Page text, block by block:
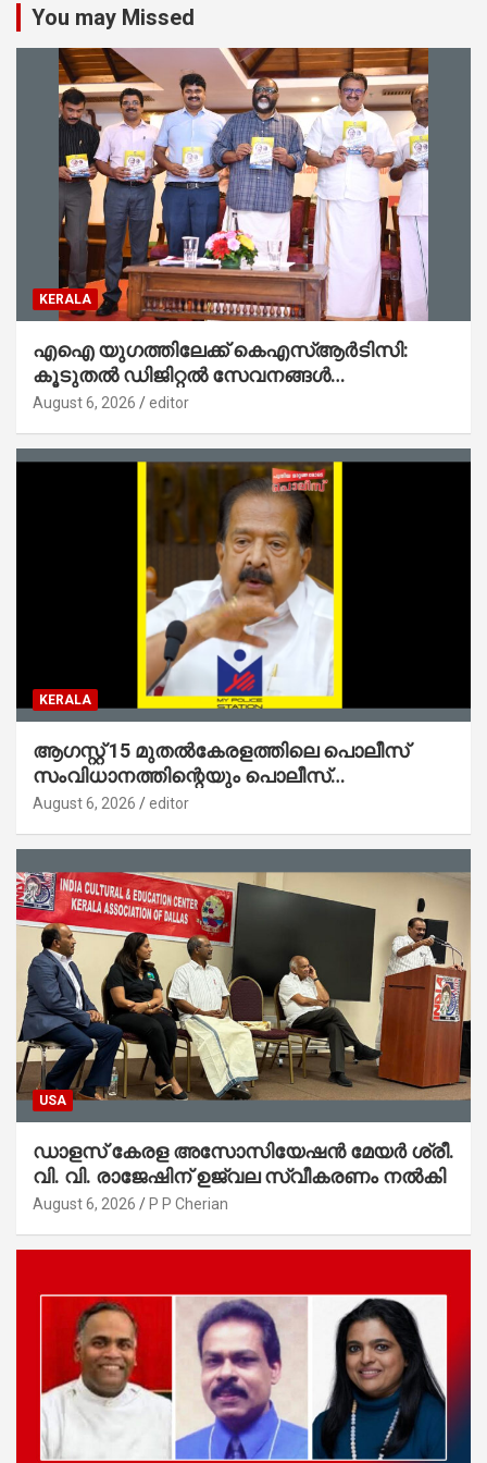
You may Missed
KERALA
എഐ യുഗത്തിലേക്ക് കെഎസ്ആർടിസി:
കൂടുതൽ ഡിജിറ്റൽ സേവനങ്ങൾ
ജനങ്ങളിലേക്കെത്തിക്കും – മന്ത്രി സി പി
August 6, 2026 editor
KERALA
ആഗസ്റ്റ് 15 മുതല്‍കേരളത്തിലെ പൊലീസ്
സംവിധാനത്തിന്റെയും പൊലീസ്
സ്റ്റേഷനുകളുടെയും മുഖഛായ മാറുകയാണ് :
August 6, 2026 editor
USA
ഡാളസ് കേരള അസോസിയേഷൻ മേയർ ശ്രീ.
വി. വി. രാജേഷിന് ഉജ്വല സ്വീകരണം നൽകി
August 6, 2026 P P Cherian